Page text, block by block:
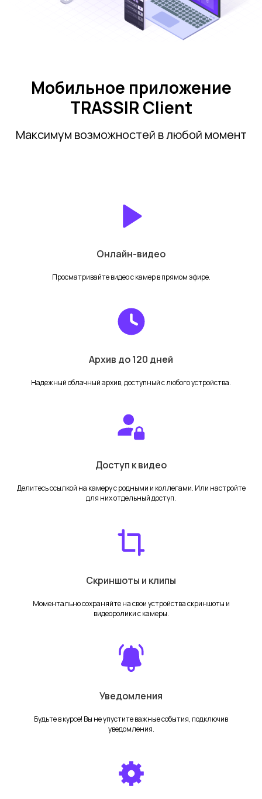
Мобильное приложение
TRASSIR Client
Максимум возможностей в любой момент
Онлайн-видео
Просматривайте видео с камер в прямом эфире.
Архив до 120 дней
Надежный облачный архив, доступный с любого устройства.
Доступ к видео
Делитесь ссылкой на камеру с родными и коллегами. Или настройте
для них отдельный доступ.
Скриншоты и клипы
Моментально сохраняйте на свои устройства скриншоты и
видеоролики с камеры.
Уведомления
Будьте в курсе! Вы не упустите важные события, подключив
уведомления.
Новое мобильное приложение
Запись экрана для ПВЗ
TRASSIR Cloud
Калькулятор тарифов
Для партнеров
Гарантия